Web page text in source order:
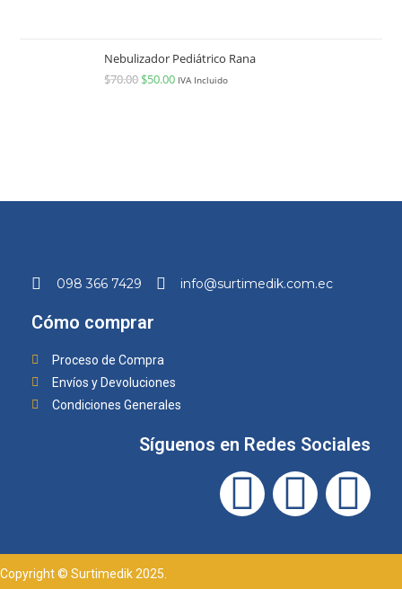
Nebulizador Pediátrico Rana
$70.00 $50.00 IVA Incluido
098 366 7429 info@surtimedik.com.ec
Cómo comprar
Proceso de Compra
Envíos y Devoluciones
Condiciones Generales
Síguenos en Redes Sociales
Copyright © Surtimedik 2025.